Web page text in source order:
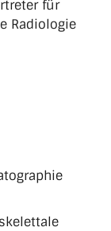
für
Radiologie